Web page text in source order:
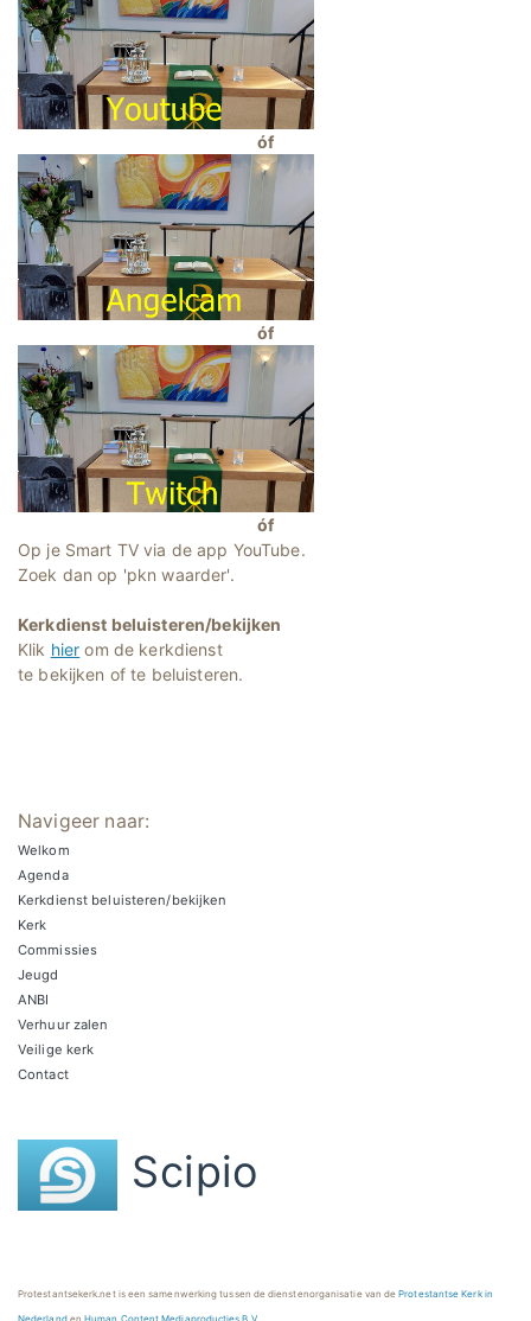
óf
óf
óf
Op je Smart TV via de app YouTube.
Zoek dan op 'pkn waarder'.
Kerkdienst beluisteren/bekijken
Klik hier om de kerkdienst
te bekijken of te beluisteren.
Navigeer naar:
Welkom
Agenda
Kerkdienst beluisteren/bekijken
Kerk
Commissies
Jeugd
ANBI
Verhuur zalen
Veilige kerk
Contact
Scipio
Protestantsekerk.net is een samenwerking tussen de dienstenorganisatie van deProtestantse Kerk in
NederlandenHuman Content Mediaproducties B.V.